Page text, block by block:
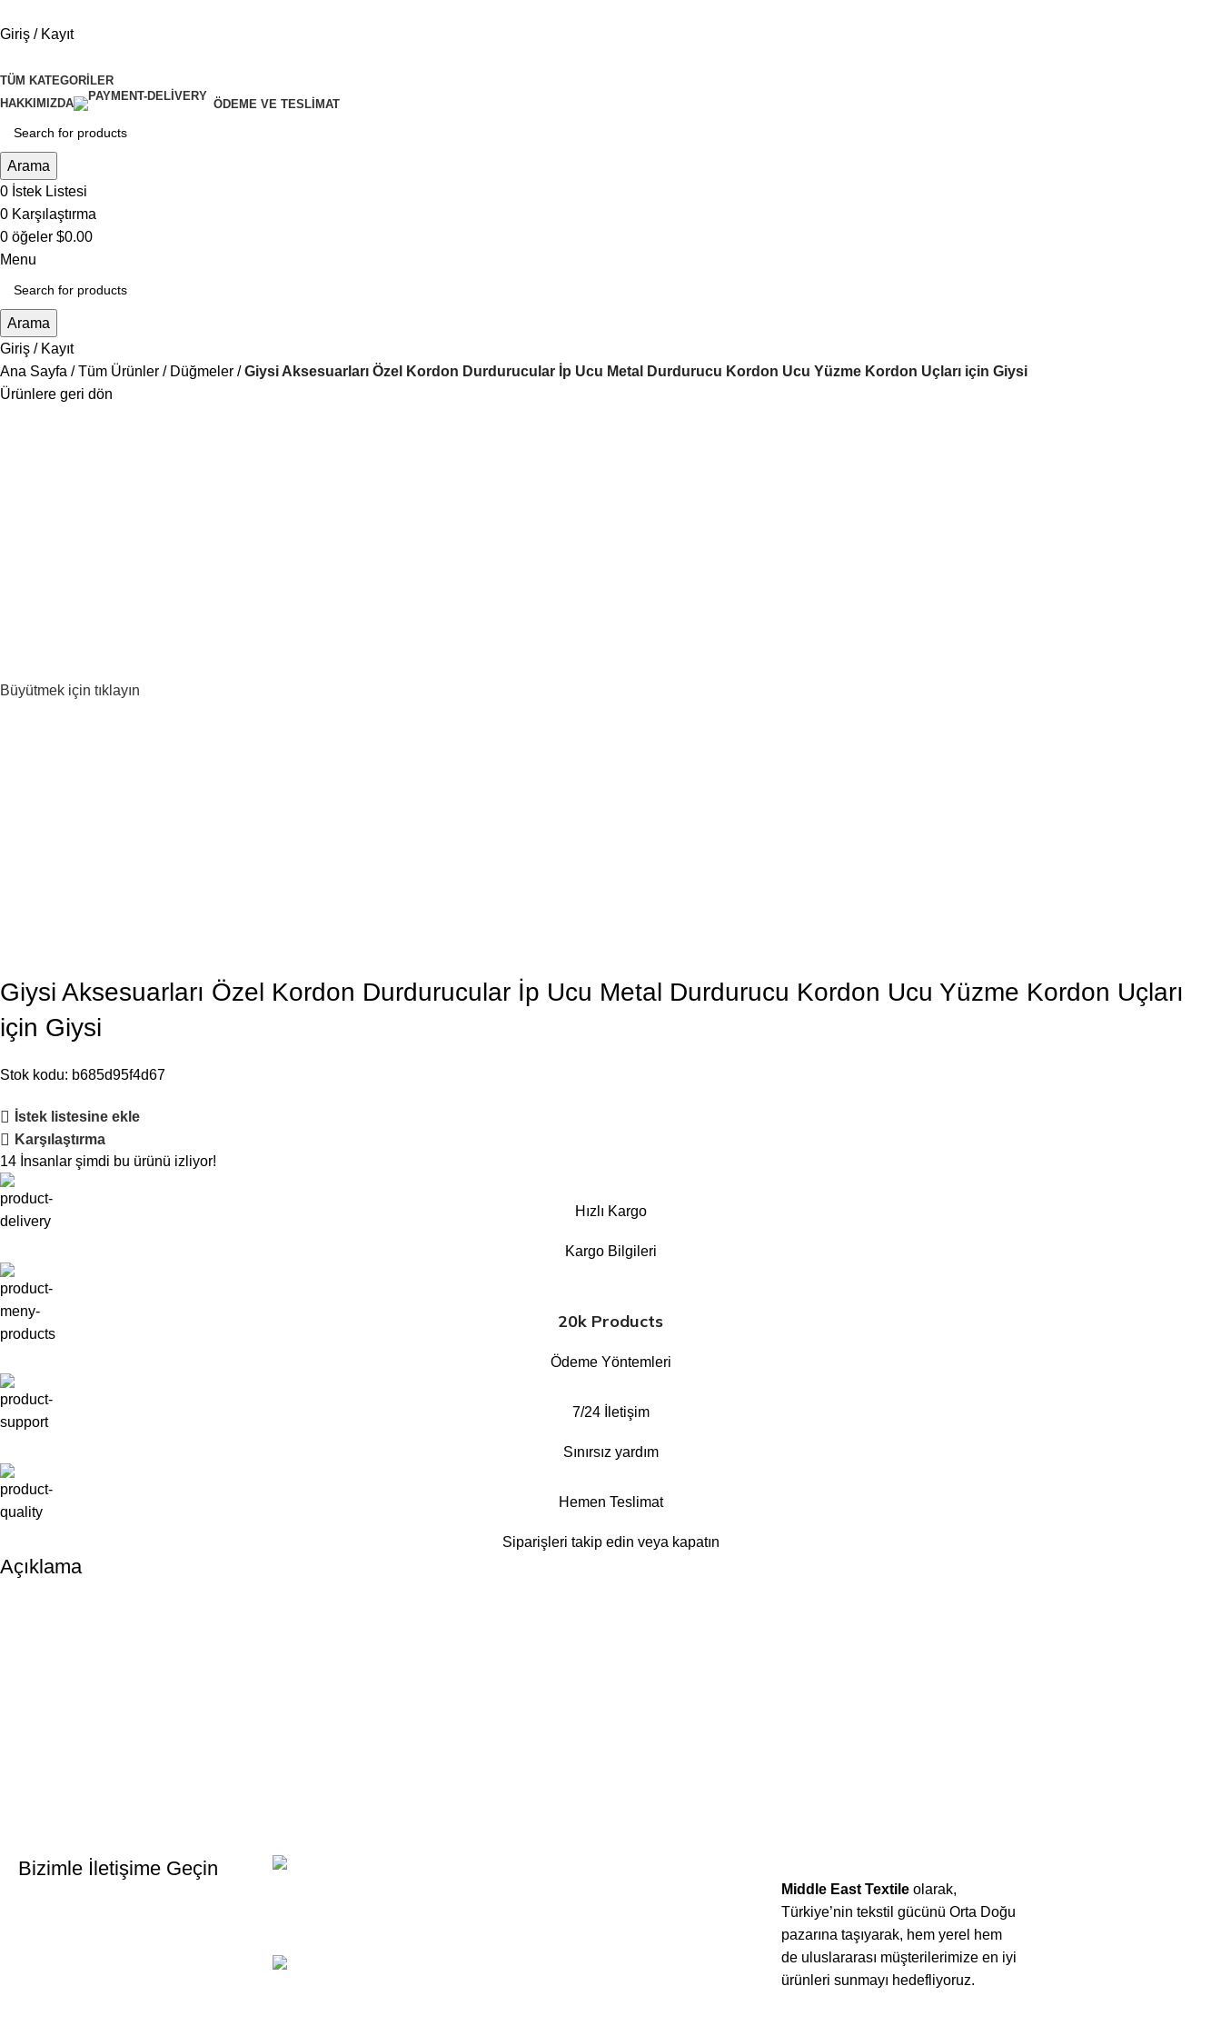
Giriş / Kayıt
TÜM KATEGORILER
HAKKIMIZDA
ÖDEME VE TESLIMAT
Arama
0 İstek Listesi
0 Karşılaştırma
0 öğeler $0.00
Menu
Arama
Giriş / Kayıt
Ana Sayfa
Tüm Ürünler Düğmeler
Giysi Aksesuarları Özel Kordon Durdurucular İp Ucu Metal Durdurucu Kordon Ucu Yüzme Kordon Uçları için Giysi
Ürünlere geri dön
Büyütmek için tıklayın
Giysi Aksesuarları Özel Kordon Durdurucular İp Ucu Metal Durdurucu Kordon Ucu Yüzme Kordon Uçları
için Giysi
Stok kodu: b685d95f4d67
İstek listesine ekle
Karşılaştırma
14 İnsanlar şimdi bu ürünü izliyor!
Hızlı Kargo
Kargo Bilgileri
20k Products
Ödeme Yöntemleri
7/24 İletişim
Sınırsız yardım
Hemen Teslimat
Siparişleri takip edin veya kapatın
Açıklama
Bizimle İletişime Geçin
Middle East Textile olarak,
Türkiye’nin tekstil gücünü Orta Doğu
pazarına taşıyarak, hem yerel hem
de uluslararası müşterilerimize en iyi
ürünleri sunmayı hedefliyoruz.